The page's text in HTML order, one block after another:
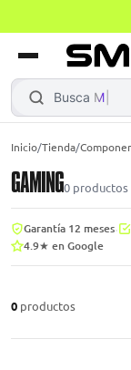
Busca MacBo
Gamer
Apple
MacBook Air
→
→
Mini PC
Inicio/Tienda/
GAMING0 productos
Garantía 12 meses
4.9★ en Google
0 productos